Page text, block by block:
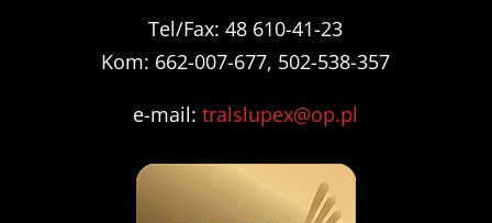
Tel/Fax: 48 610-41-23
Kom: 662-007-677, 502-538-357
e-mail:tralslupex@op.pl